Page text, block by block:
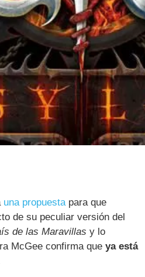
una propuestapara que
de su peculiar versión del
de las Maravillas y lo
McGee confirma que ya está